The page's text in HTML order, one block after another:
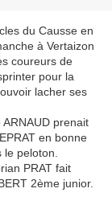
du Causse en
à Vertaizon
coureurs de
pour la
lacher ses
prenait
en bonne
peloton.
PRAT fait
2ème junior.